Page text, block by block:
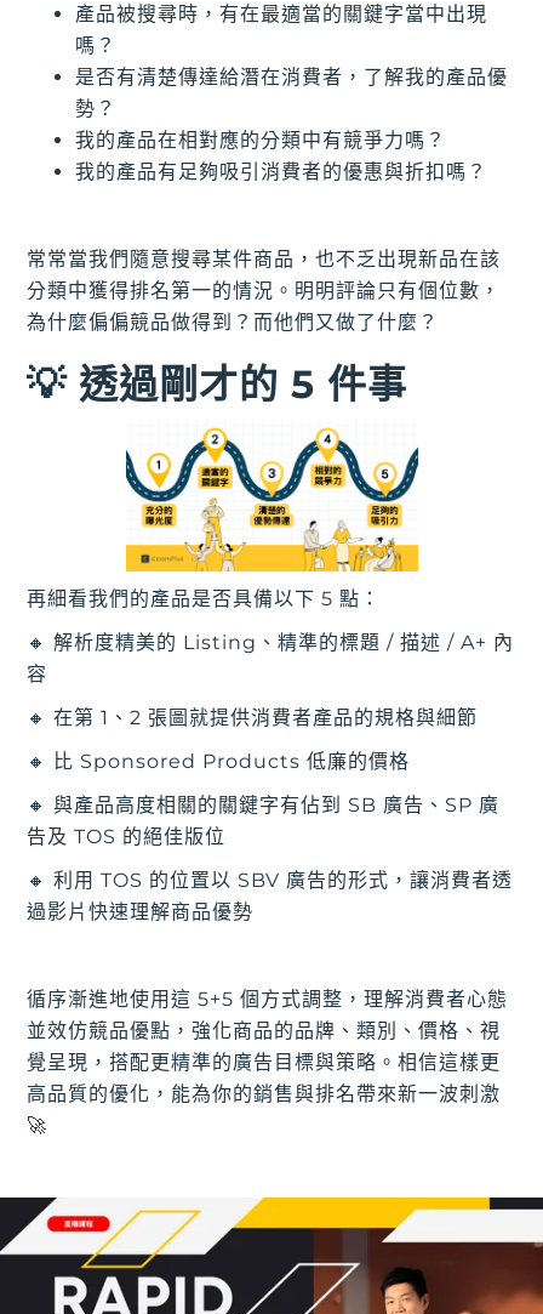
產品被搜尋時，有在最適當的關鍵字當中出現
嗎？
是否有清楚傳達給潛在消費者，了解我的產品優
勢？
我的產品在相對應的分類中有競爭力嗎？
我的產品有足夠吸引消費者的優惠與折扣嗎？
常常當我們隨意搜尋某件商品，也不乏出現新品在該
分類中獲得排名第一的情況。明明評論只有個位數，
為什麼偏偏競品做得到？而他們又做了什麼？
💡 透過剛才的 5 件事
再細看我們的產品是否具備以下 5 點：
🔸 解析度精美的 Listing、精準的標題 / 描述 / A+ 內
容
🔸 在第 1、2 張圖就提供消費者產品的規格與細節
🔸 比 Sponsored Products 低廉的價格
🔸 與產品高度相關的關鍵字有佔到 SB 廣告、SP 廣
告及 TOS 的絕佳版位
🔸 利用 TOS 的位置以 SBV 廣告的形式，讓消費者透
過影片快速理解商品優勢
循序漸進地使用這 5+5 個方式調整，理解消費者心態
並效仿競品優點，強化商品的品牌、類別、價格、視
覺呈現，搭配更精準的廣告目標與策略。相信這樣更
高品質的優化，能為你的銷售與排名帶來新一波刺激
🚀